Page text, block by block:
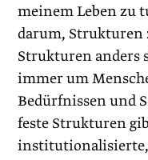
meinem Leben zu
darum, Strukturen
Strukturen anders
immer um
Bedürfnissen und
feste Strukturen